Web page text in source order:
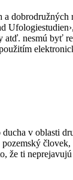
nesmú byť
v oblasti
že ti